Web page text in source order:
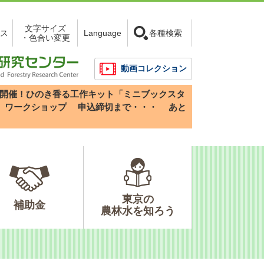
文字サイズ
・色合い変更
Language 各種検索
動画コレクション
催！ひのき香る工作キット「ミニブックスタ
ワークショップ
申込締切まで・・・ あと
補助金
東京の
農林水を知ろう